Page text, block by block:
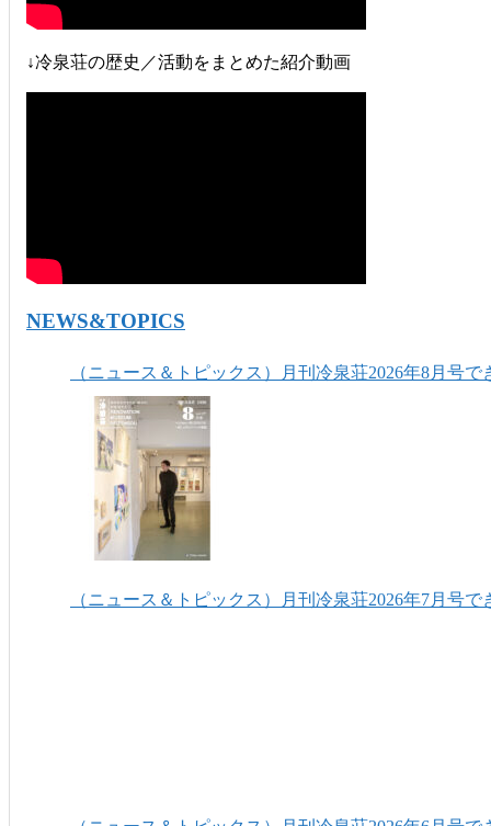
↓冷泉荘の歴史／活動をまとめた紹介動画
NEWS&TOPICS
（ニュース＆トピックス）月刊冷泉荘2026年8月号で
（ニュース＆トピックス）月刊冷泉荘2026年7月号で